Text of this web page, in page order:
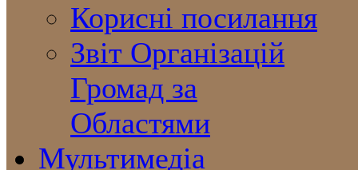
Корисні посилання
Звіт Організацій
Громад за
Областями
Мультимедіа